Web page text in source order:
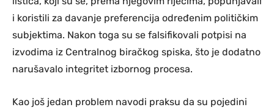
i koristili za davanje preferencija određenim političkim
subjektima. Nakon toga su se falsifikovali potpisi na
izvodima iz Centralnog biračkog spiska, što je dodatno
narušavalo integritet izbornog procesa.
Kao još jedan problem navodi praksu da su pojedini